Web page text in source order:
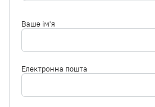
Ваше ім'я
Електронна пошта